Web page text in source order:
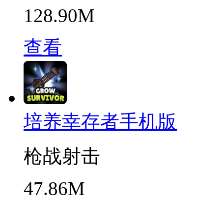
128.90M
查看
培养幸存者手机版
枪战射击
47.86M